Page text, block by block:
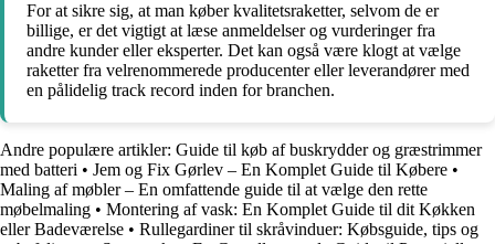
For at sikre sig, at man køber kvalitetsraketter, selvom de er
billige, er det vigtigt at læse anmeldelser og vurderinger fra
andre kunder eller eksperter. Det kan også være klogt at vælge
raketter fra velrenommerede producenter eller leverandører med
en pålidelig track record inden for branchen.
Andre populære artikler: Guide til køb af buskrydder og græstrimmer
med batteri • Jem og Fix Gørlev – En Komplet Guide til Købere •
Maling af møbler – En omfattende guide til at vælge den rette
møbelmaling • Montering af vask: En Komplet Guide til dit Køkken
eller Badeværelse • Rullegardiner til skråvinduer: Købsguide, tips og